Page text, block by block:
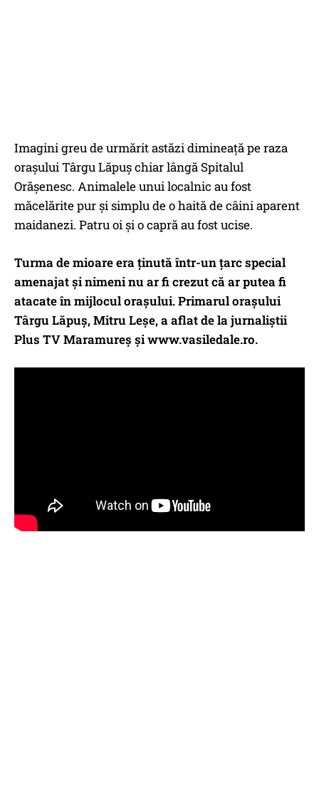
Imagini greu de urmărit astăzi dimineață pe raza
orașului Târgu Lăpuș chiar lângă Spitalul
Orășenesc. Animalele unui localnic au fost
măcelărite pur și simplu de o haită de câini aparent
maidanezi. Patru oi și o capră au fost ucise.
Turma de mioare era ținută într-un țarc special
amenajat și nimeni nu ar fi crezut că ar putea fi
atacate în mijlocul orașului. Primarul orașului
Târgu Lăpuș, Mitru Leșe, a aflat de la jurnaliștii
Plus TV Maramureș și www.vasiledale.ro.